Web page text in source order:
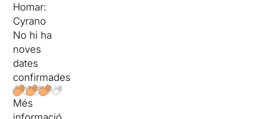
Homar:
Cyrano
No hi ha
noves
dates
confirmades
Més